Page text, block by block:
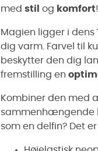
med stil og komfort!
Magien ligger i dens
dig varm. Farvel til
beskytter den dig
fremstilling en
Kombiner den med
sammenhængende
som en delfin? Det